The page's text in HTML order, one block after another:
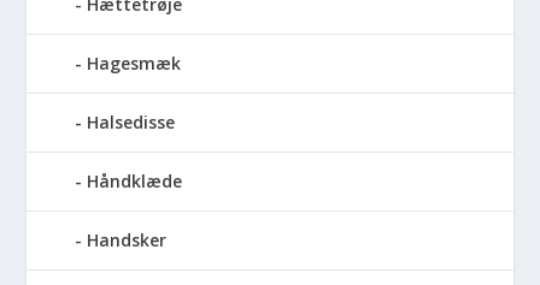
Hagesmæk
Halsedisse
Håndklæde
Handsker